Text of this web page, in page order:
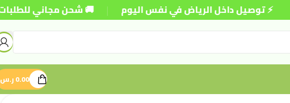
⚡ توصيل داخل الرياض في نفس اليوم | 🚚 شحن مجاني للطلبات فوق 250
0.00ر.س